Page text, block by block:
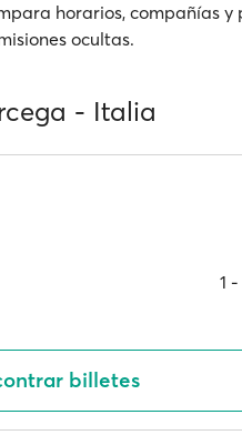
horarios, compañías y
ocultas.
- Italia
1
billetes